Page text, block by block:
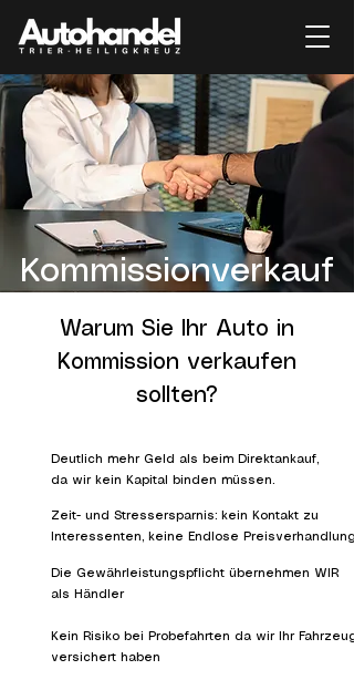
Kommissionverkauf
Warum Sie Ihr Auto in
Kommission verkaufen
sollten?
Deutlich mehr Geld als beim Direktankauf,
da wir kein Kapital binden müssen.
Zeit- und Stressersparnis: kein Kontakt zu
Interessenten, keine Endlose Preisverhandlung
Die Gewährleistungspflicht übernehmen WIR
als Händler
Kein Risiko bei Probefahrten da wir Ihr Fahrzeug
versichert haben